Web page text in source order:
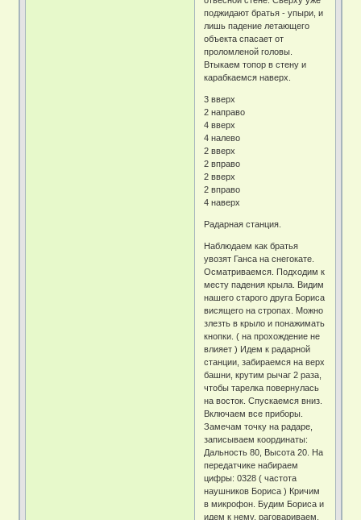
поджидают братья - упыри, и
лишь падение летающего
объекта спасает от
проломленой головы.
Втыкаем топор в стену и
карабкаемся наверх.
3 вверх
2 направо
4 вверх
4 налево
2 вверх
2 вправо
2 вверх
2 вправо
4 наверх
Радарная станция.
Наблюдаем как братья
увозят Ганса на снегокате.
Осматриваемся. Подходим к
месту падения крыла. Видим
нашего старого друга Бориса
висящего на стропах. Можно
злезть в крыло и понажимать
кнопки. ( на прохождение не
влияет ) Идем к радарной
станции, забираемся на верх
башни, крутим рычаг 2 раза,
чтобы тарелка повернулась
на восток. Спускаемся вниз.
Включаем все приборы.
Замечам точку на радаре,
записываем координаты:
Дальность 80, Высота 20. На
передатчике набираем
цифры: 0328 ( частота
наушников Бориса ) Кричим
в микрофон. Будим Бориса и
идем к нему, раговариваем,